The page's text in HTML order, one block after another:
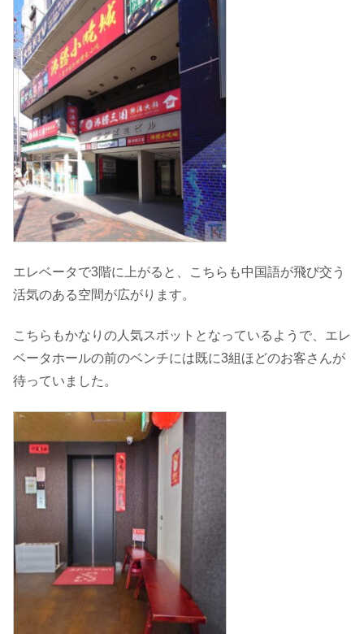
エレベータで3階に上がると、こちらも中国語が飛び交う
活気のある空間が広がります。
こちらもかなりの人気スポットとなっているようで、エレ
ベータホールの前のベンチには既に3組ほどのお客さんが
待っていました。